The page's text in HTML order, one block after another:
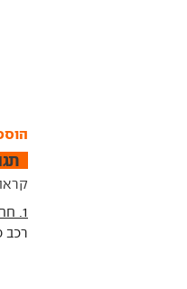
1. חח עכשיו פיאט היא לא הכי טרנטה בישראל
רכב